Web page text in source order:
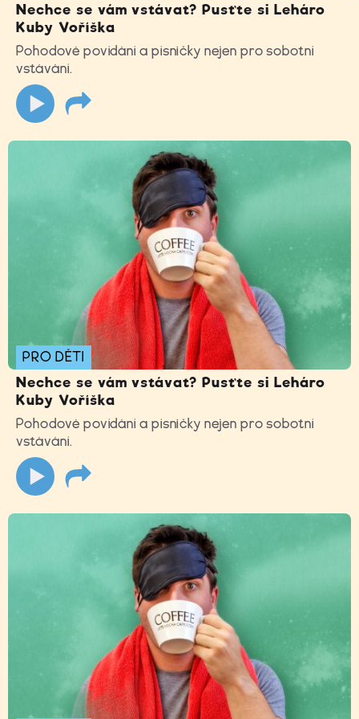
Nechce se vám vstávat? Pusťte si Leháro
Kuby Voříška
Pohodové povídání a písničky nejen pro sobotní
vstávání.
PRO DĚTI
Nechce se vám vstávat? Pusťte si Leháro
Kuby Voříška
Pohodové povídání a písničky nejen pro sobotní
vstávání.